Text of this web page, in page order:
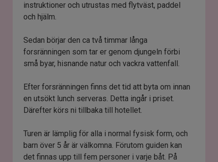
instruktioner och utrustas med flytväst, paddel
och hjälm.
Sedan börjar den ca två timmar långa
forsränningen som tar er genom djungeln förbi
små byar, hisnande natur och vackra vattenfall.
Efter forsränningen finns det tid att byta om innan
en utsökt lunch serveras. Detta ingår i priset.
Därefter körs ni tillbaka till hotellet.
Turen är lämplig för alla i normal fysisk form, och
barn över 5 år är välkomna. Förutom guiden kan
det finnas upp till fem personer i varje båt. På